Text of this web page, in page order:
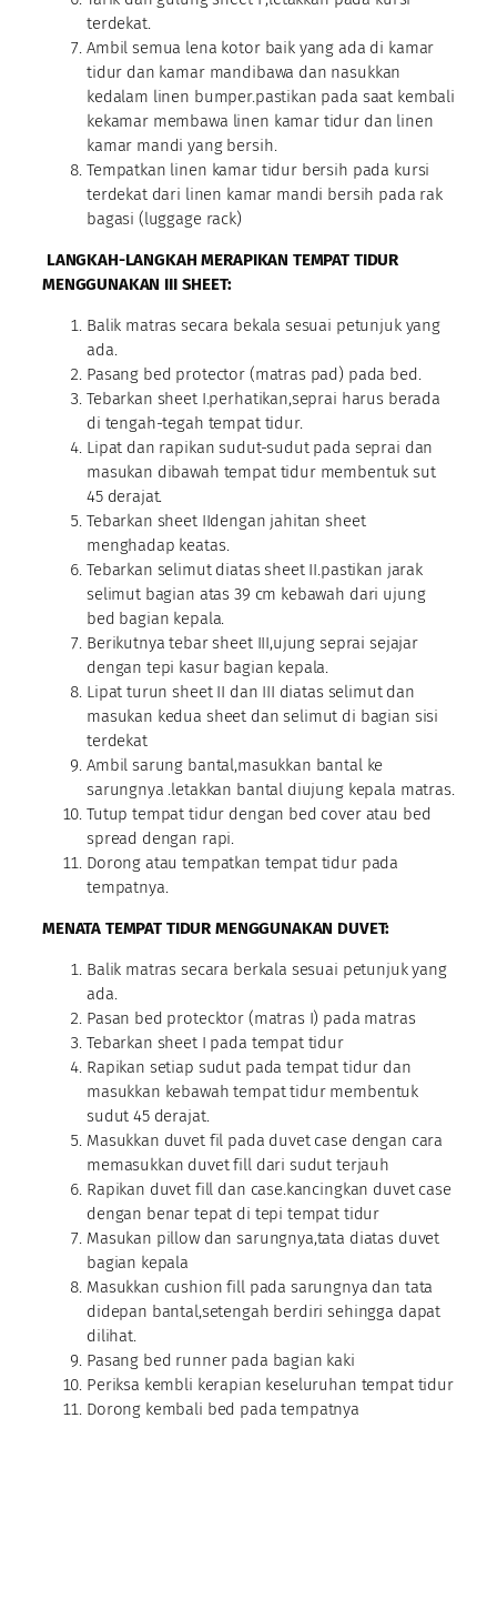
terdekat.
Ambil semua lena kotor baik yang ada di kamar
tidur dan kamar mandibawa dan nasukkan
kedalam linen bumper.pastikan pada saat kembali
kekamar membawa linen kamar tidur dan linen
kamar mandi yang bersih.
Tempatkan linen kamar tidur bersih pada kursi
terdekat dari linen kamar mandi bersih pada rak
bagasi (luggage rack)
LANGKAH-LANGKAH MERAPIKAN TEMPAT TIDUR
MENGGUNAKAN III SHEET:
Balik matras secara bekala sesuai petunjuk yang
ada.
Pasang bed protector (matras pad) pada bed.
Tebarkan sheet I.perhatikan,seprai harus berada
di tengah-tegah tempat tidur.
Lipat dan rapikan sudut-sudut pada seprai dan
masukan dibawah tempat tidur membentuk sut
45 derajat.
Tebarkan sheet IIdengan jahitan sheet
menghadap keatas.
Tebarkan selimut diatas sheet II.pastikan jarak
selimut bagian atas 39 cm kebawah dari ujung
bed bagian kepala.
Berikutnya tebar sheet III,ujung seprai sejajar
dengan tepi kasur bagian kepala.
Lipat turun sheet II dan III diatas selimut dan
masukan kedua sheet dan selimut di bagian sisi
terdekat
Ambil sarung bantal,masukkan bantal ke
sarungnya .letakkan bantal diujung kepala matras.
Tutup tempat tidur dengan bed cover atau bed
spread dengan rapi.
Dorong atau tempatkan tempat tidur pada
tempatnya.
MENATA TEMPAT TIDUR MENGGUNAKAN DUVET:
Balik matras secara berkala sesuai petunjuk yang
ada.
Pasan bed protecktor (matras I) pada matras
Tebarkan sheet I pada tempat tidur
Rapikan setiap sudut pada tempat tidur dan
masukkan kebawah tempat tidur membentuk
sudut 45 derajat.
Masukkan duvet fil pada duvet case dengan cara
memasukkan duvet fill dari sudut terjauh
Rapikan duvet fill dan case.kancingkan duvet case
dengan benar tepat di tepi tempat tidur
Masukan pillow dan sarungnya,tata diatas duvet
bagian kepala
Masukkan cushion fill pada sarungnya dan tata
didepan bantal,setengah berdiri sehingga dapat
dilihat.
Pasang bed runner pada bagian kaki
Periksa kembli kerapian keseluruhan tempat tidur
Dorong kembali bed pada tempatnya